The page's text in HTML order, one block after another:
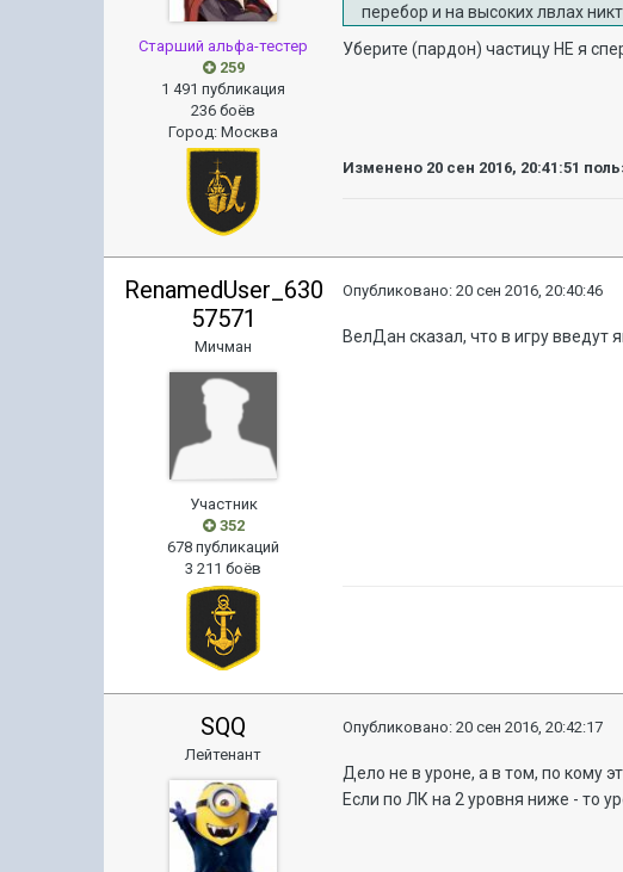
Старший альфа-тестер
259
1 491 публикация
236 боёв
Город:Москва
перебор и на высоких лвлах
Уберите (пардон) частицу НЕ я
Изменено 20 сен 2016, 20:41:51
RenamedUser_630
57571
Мичман
Участник
352
678 публикаций
3 211 боёв
Опубликовано:20 сен 2016, 20:40:46
ВелДан сказал, что в игру введут
SQQ
Лейтенант
Опубликовано:20 сен 2016, 20:42:17
Дело не в уроне, а в том, по кому
Если по ЛК на 2 уровня ниже - то